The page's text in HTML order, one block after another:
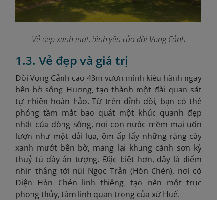
Vẻ đẹp xanh mát, bình yên của đồi Vọng Cảnh
1.3. Vẻ đẹp và giá trị
Đồi Vọng Cảnh cao 43m vươn mình kiêu hãnh ngay
bên bờ sông Hương, tạo thành một đài quan sát
tự nhiên hoàn hảo. Từ trên đỉnh đồi, bạn có thể
phóng tầm mắt bao quát một khúc quanh đẹp
nhất của dòng sông, nơi con nước mềm mại uốn
lượn như một dải lụa, ôm ấp lấy những rặng cây
xanh mướt bên bờ, mang lại khung cảnh sơn kỳ
thuỷ tú đầy ấn tượng. Đặc biệt hơn, đây là điểm
nhìn thẳng tới núi Ngọc Trản (Hòn Chén), nơi có
Điện Hòn Chén linh thiêng, tạo nên một trục
phong thủy, tâm linh quan trọng của xứ Huế.